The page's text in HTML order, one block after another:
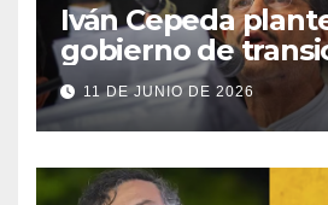
Iván Cepeda
gobierno de
énfasis en el
institucional y
constituyente
11 DE JUNIO DE 2026